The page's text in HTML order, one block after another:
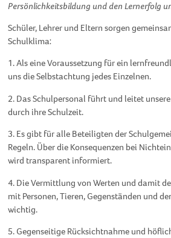
Persönlichkeitsbildung und den Lernerfolg
Schüler, Lehrer und Eltern sorgen
Schulklima:
1. Als eine Voraussetzung für ein
uns die Selbstachtung jedes Einzelnen.
2. Das Schulpersonal führt und leitet
durch ihre Schulzeit.
3. Es gibt für alle Beteiligten der
Regeln. Über die Konsequenzen bei
wird transparent informiert.
4. Die Vermittlung von Werten und damit
mit Personen, Tieren, Gegenständen und
wichtig.
5. Gegenseitige Rücksichtnahme und